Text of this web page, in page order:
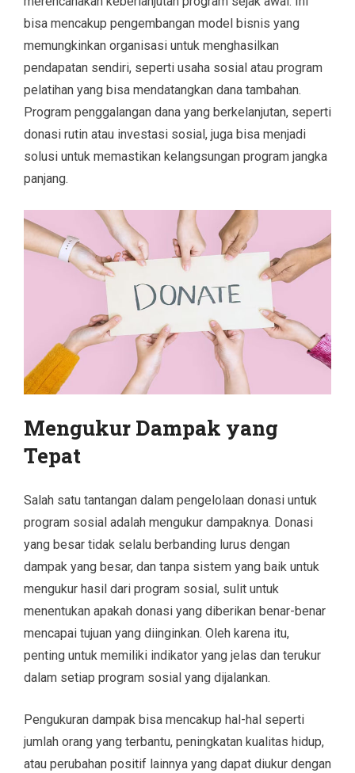
bisa mencakup pengembangan model bisnis yang
memungkinkan organisasi untuk menghasilkan
pendapatan sendiri, seperti usaha sosial atau program
pelatihan yang bisa mendatangkan dana tambahan.
Program penggalangan dana yang berkelanjutan, seperti
donasi rutin atau investasi sosial, juga bisa menjadi
solusi untuk memastikan kelangsungan program jangka
panjang.
Mengukur Dampak yang
Tepat
Salah satu tantangan dalam pengelolaan donasi untuk
program sosial adalah mengukur dampaknya. Donasi
yang besar tidak selalu berbanding lurus dengan
dampak yang besar, dan tanpa sistem yang baik untuk
mengukur hasil dari program sosial, sulit untuk
menentukan apakah donasi yang diberikan benar-benar
mencapai tujuan yang diinginkan. Oleh karena itu,
penting untuk memiliki indikator yang jelas dan terukur
dalam setiap program sosial yang dijalankan.
Pengukuran dampak bisa mencakup hal-hal seperti
jumlah orang yang terbantu, peningkatan kualitas hidup,
atau perubahan positif lainnya yang dapat diukur dengan